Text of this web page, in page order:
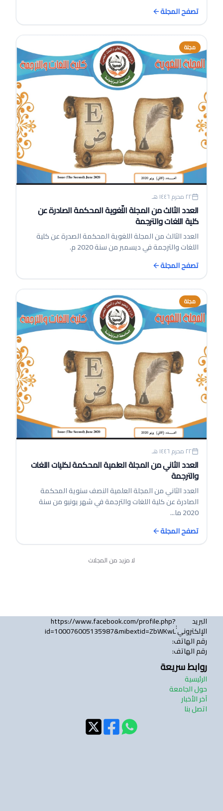
تصفح المجلة
مجلة
٢٢ محرم ١٤٤٦ هـ
العدد الثالث من المجلة اللّغوية المحكمة الصادرة عن
كلية اللغات والترجمة
العدد الثالث من المجلة اللغوية المحكمة الصدرة عن كلية
اللغات والترجمة في ديسمبر من سنة 2020 م.
تصفح المجلة
مجلة
٢٢ محرم ١٤٤٦ هـ
العدد الثاني من المجلة العلمية المحكمة لكليات اللغات
والترجمة
العدد الثاني من المجلة العلمية النصف سنوية المحكمة
الصادرة عن كلية اللغات والترجمة في شهر يونيو من سنة
2020 ما...
تصفح المجلة
لا مزيد من المجلات
البريد
الإلكتروني:
https://www.facebook.com/profile.php?
id=100076005135987&mibextid=ZbWKwL
رقم الهاتف:
رقم الهاتف:
روابط سريعة
الرئيسية
حول الجامعة
آخر الأخبار
اتصل بنا